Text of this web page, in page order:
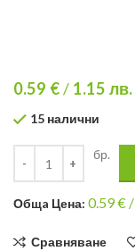
0.59 €/ 1.15 лв.
15 налични
бр.
Общa Цена: 0.59€ /
Сравняване